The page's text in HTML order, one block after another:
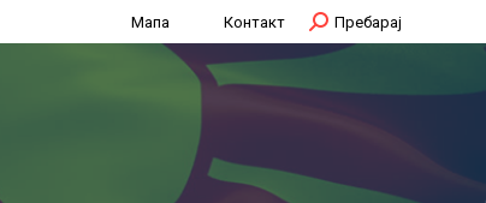
Мапа Контакт Search:Пребарај